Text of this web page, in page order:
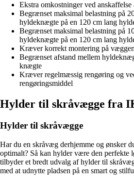
Ekstra omkostninger ved
Begrænset maksimal belastning på
hyldeknægte på en 120 cm lang
Begrænset maksimal belastning på
hyldeknægte på en 120 cm lang
Kræver korrekt montering på
Begrænset afstand mellem
knægte
Kræver regelmæssig rengøring og
rengøringsmiddel
Hylder til skråvægge fra
Hylder til skråvægge
Har du en skråvæg derhjemme og ønsker
optimalt? Så kan hylder være den
tilbyder et bredt udvalg af hylder til
med at udnytte pladsen på en smart og